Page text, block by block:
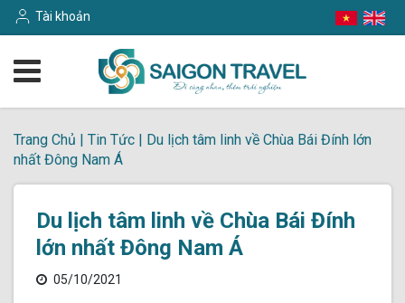
Tài khoản
Trang Chủ | Tin Tức | Du lịch tâm linh về Chùa Bái Đính lớn
nhất Đông Nam Á
Du lịch tâm linh về Chùa Bái Đính
lớn nhất Đông Nam Á
05/10/2021